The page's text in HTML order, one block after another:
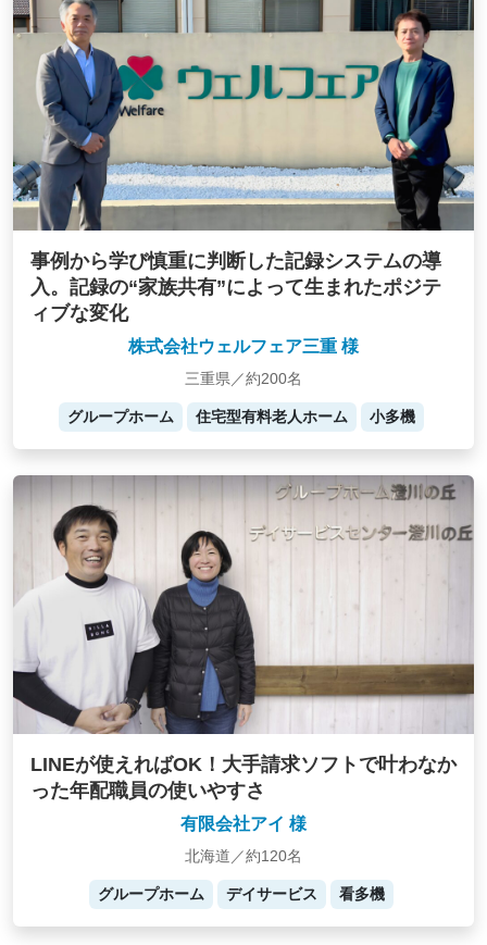
事例から学び慎重に判断した記録システムの導
入。記録の“家族共有”によって生まれたポジテ
ィブな変化
株式会社ウェルフェア三重 様
三重県／約200名
グループホーム 住宅型有料老人ホーム 小多機
LINEが使えればOK！大手請求ソフトで叶わなか
った年配職員の使いやすさ
有限会社アイ 様
北海道／約120名
グループホーム デイサービス 看多機